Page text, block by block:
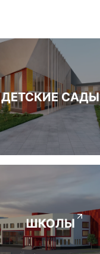
ДЕТСКИЕ САДЫ
ШКОЛЫ